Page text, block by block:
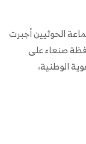
الحوثيين أجبرت
صنعاء على
الوطنية،